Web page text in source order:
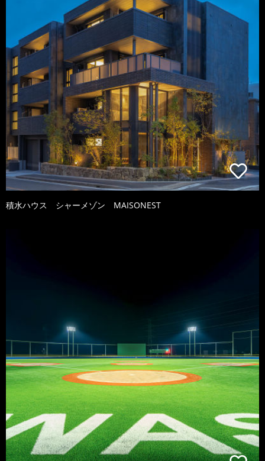
積水ハウス シャーメゾン MAISONEST